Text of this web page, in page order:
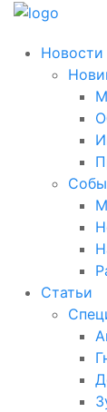
Новости
Статьи